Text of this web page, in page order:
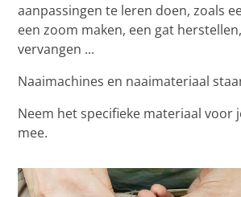
aanpassingen te leren doen, zoals
een zoom maken, een gat
vervangen ...
Naaimachines en naaimateriaal
Neem het specifieke materiaal voor
mee.